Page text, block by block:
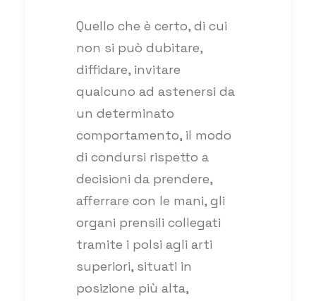
Quello che è certo, di cui
non si può dubitare,
diffidare, invitare
qualcuno ad astenersi da
un determinato
comportamento, il modo
di condursi rispetto a
decisioni da prendere,
afferrare con le mani, gli
organi prensili collegati
tramite i polsi agli arti
superiori, situati in
posizione più alta,